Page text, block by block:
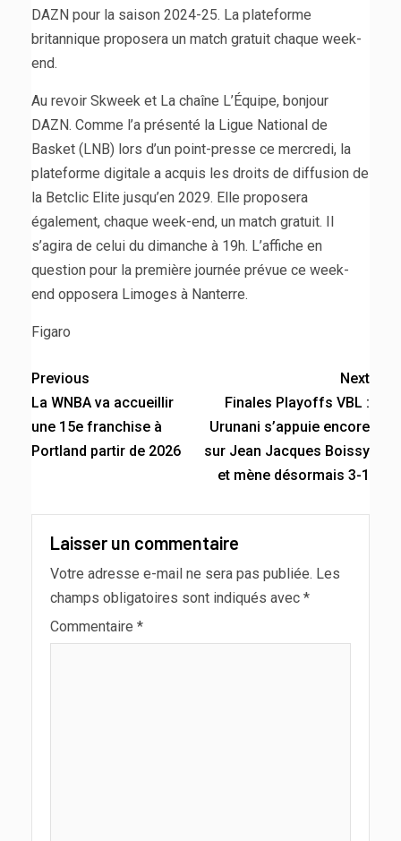
DAZN pour la saison 2024-25. La plateforme
britannique proposera un match gratuit chaque week-
end.
Au revoir Skweek et La chaîne L’Équipe, bonjour
DAZN. Comme l’a présenté la Ligue National de
Basket (LNB) lors d’un point-presse ce mercredi, la
plateforme digitale a acquis les droits de diffusion de
la Betclic Elite jusqu’en 2029. Elle proposera
également, chaque week-end, un match gratuit. Il
s’agira de celui du dimanche à 19h. L’affiche en
question pour la première journée prévue ce week-
end opposera Limoges à Nanterre.
Figaro
Previous
La WNBA va accueillir
une 15e franchise à
Portland partir de 2026
Next
Finales Playoffs VBL :
Urunani s’appuie encore
sur Jean Jacques Boissy
et mène désormais 3-1
Laisser un commentaire
Votre adresse e-mail ne sera pas publiée. Les
champs obligatoires sont indiqués avec *
Commentaire *